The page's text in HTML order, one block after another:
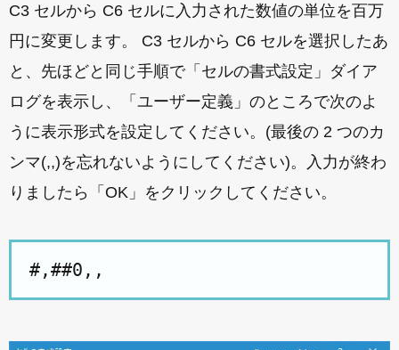
C3 セルから C6 セルに入力された数値の単位を百万
円に変更します。 C3 セルから C6 セルを選択したあ
と、先ほどと同じ手順で「セルの書式設定」ダイア
ログを表示し、「ユーザー定義」のところで次のよ
うに表示形式を設定してください。(最後の 2 つのカ
ンマ(,,)を忘れないようにしてください)。入力が終わ
りましたら「OK」をクリックしてください。